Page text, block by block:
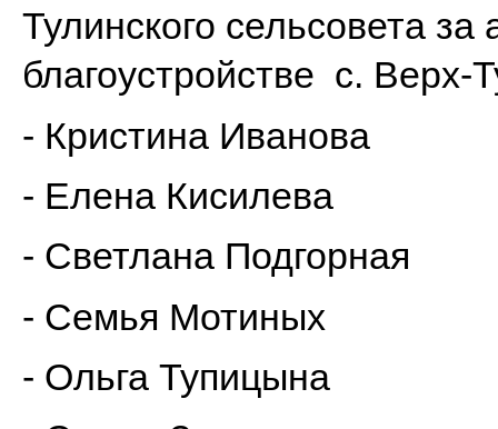
Тулинского сельсовета за
благоустройстве с. Верх-
- Кристина Иванова
- Елена Кисилева
- Светлана Подгорная
- Семья Мотиных
- Ольга Тупицына